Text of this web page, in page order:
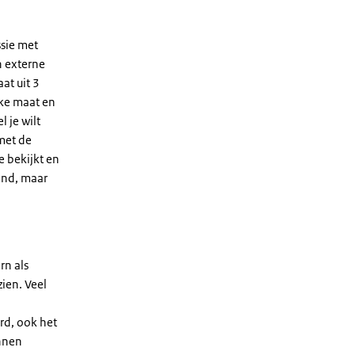
met
externe
uit 3
maat en
je wilt
de
bekijkt en
maar
als
Veel
ook het